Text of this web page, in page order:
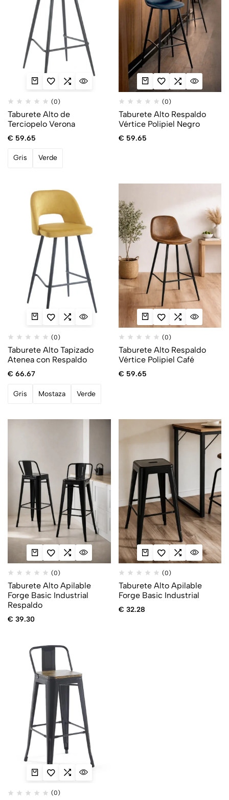
(0)
Taburete Alto de
Terciopelo Verona
€ 59.65
Gris Verde
(0)
Taburete Alto Respaldo
Vértice Polipiel Negro
€ 59.65
(0)
Taburete Alto Tapizado
Atenea con Respaldo
€ 66.67
Gris Mostaza Verde
(0)
Taburete Alto Respaldo
Vértice Polipiel Café
€ 59.65
(0)
Taburete Alto Apilable
Forge Basic Industrial
Respaldo
€ 39.30
(0)
Taburete Alto Apilable
Forge Basic Industrial
€ 32.28
(0)